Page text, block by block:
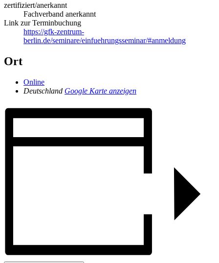
zertifiziert/anerkannt
Fachverband anerkannt
Link zur Terminbuchung
https://gfk-zentrum-
berlin.de/seminare/einfuehrungsseminar/#anmeldung
Ort
Online
Deutschland Google Karte anzeigen